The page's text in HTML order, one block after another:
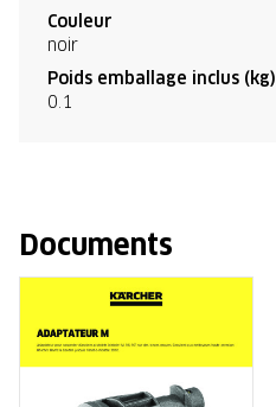
Couleur
noir
Poids emballage inclus (kg)
0.1
Documents